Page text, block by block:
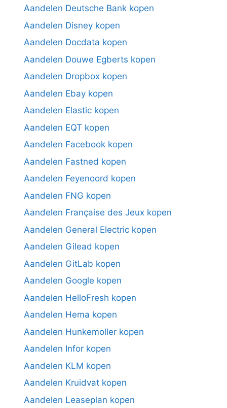
Aandelen Deutsche Bank kopen
Aandelen Disney kopen
Aandelen Docdata kopen
Aandelen Douwe Egberts kopen
Aandelen Dropbox kopen
Aandelen Ebay kopen
Aandelen Elastic kopen
Aandelen EQT kopen
Aandelen Facebook kopen
Aandelen Fastned kopen
Aandelen Feyenoord kopen
Aandelen FNG kopen
Aandelen Française des Jeux kopen
Aandelen General Electric kopen
Aandelen Gilead kopen
Aandelen GitLab kopen
Aandelen Google kopen
Aandelen HelloFresh kopen
Aandelen Hema kopen
Aandelen Hunkemoller kopen
Aandelen Infor kopen
Aandelen KLM kopen
Aandelen Kruidvat kopen
Aandelen Leaseplan kopen